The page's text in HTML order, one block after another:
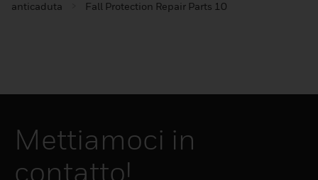
anticaduta
Fall Protection Repair Parts 10
Mettiamoci in
contatto!